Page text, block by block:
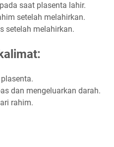
saat plasenta lahir.
setelah melahirkan.
setelah melahirkan.
dan mengeluarkan darah.
rahim.